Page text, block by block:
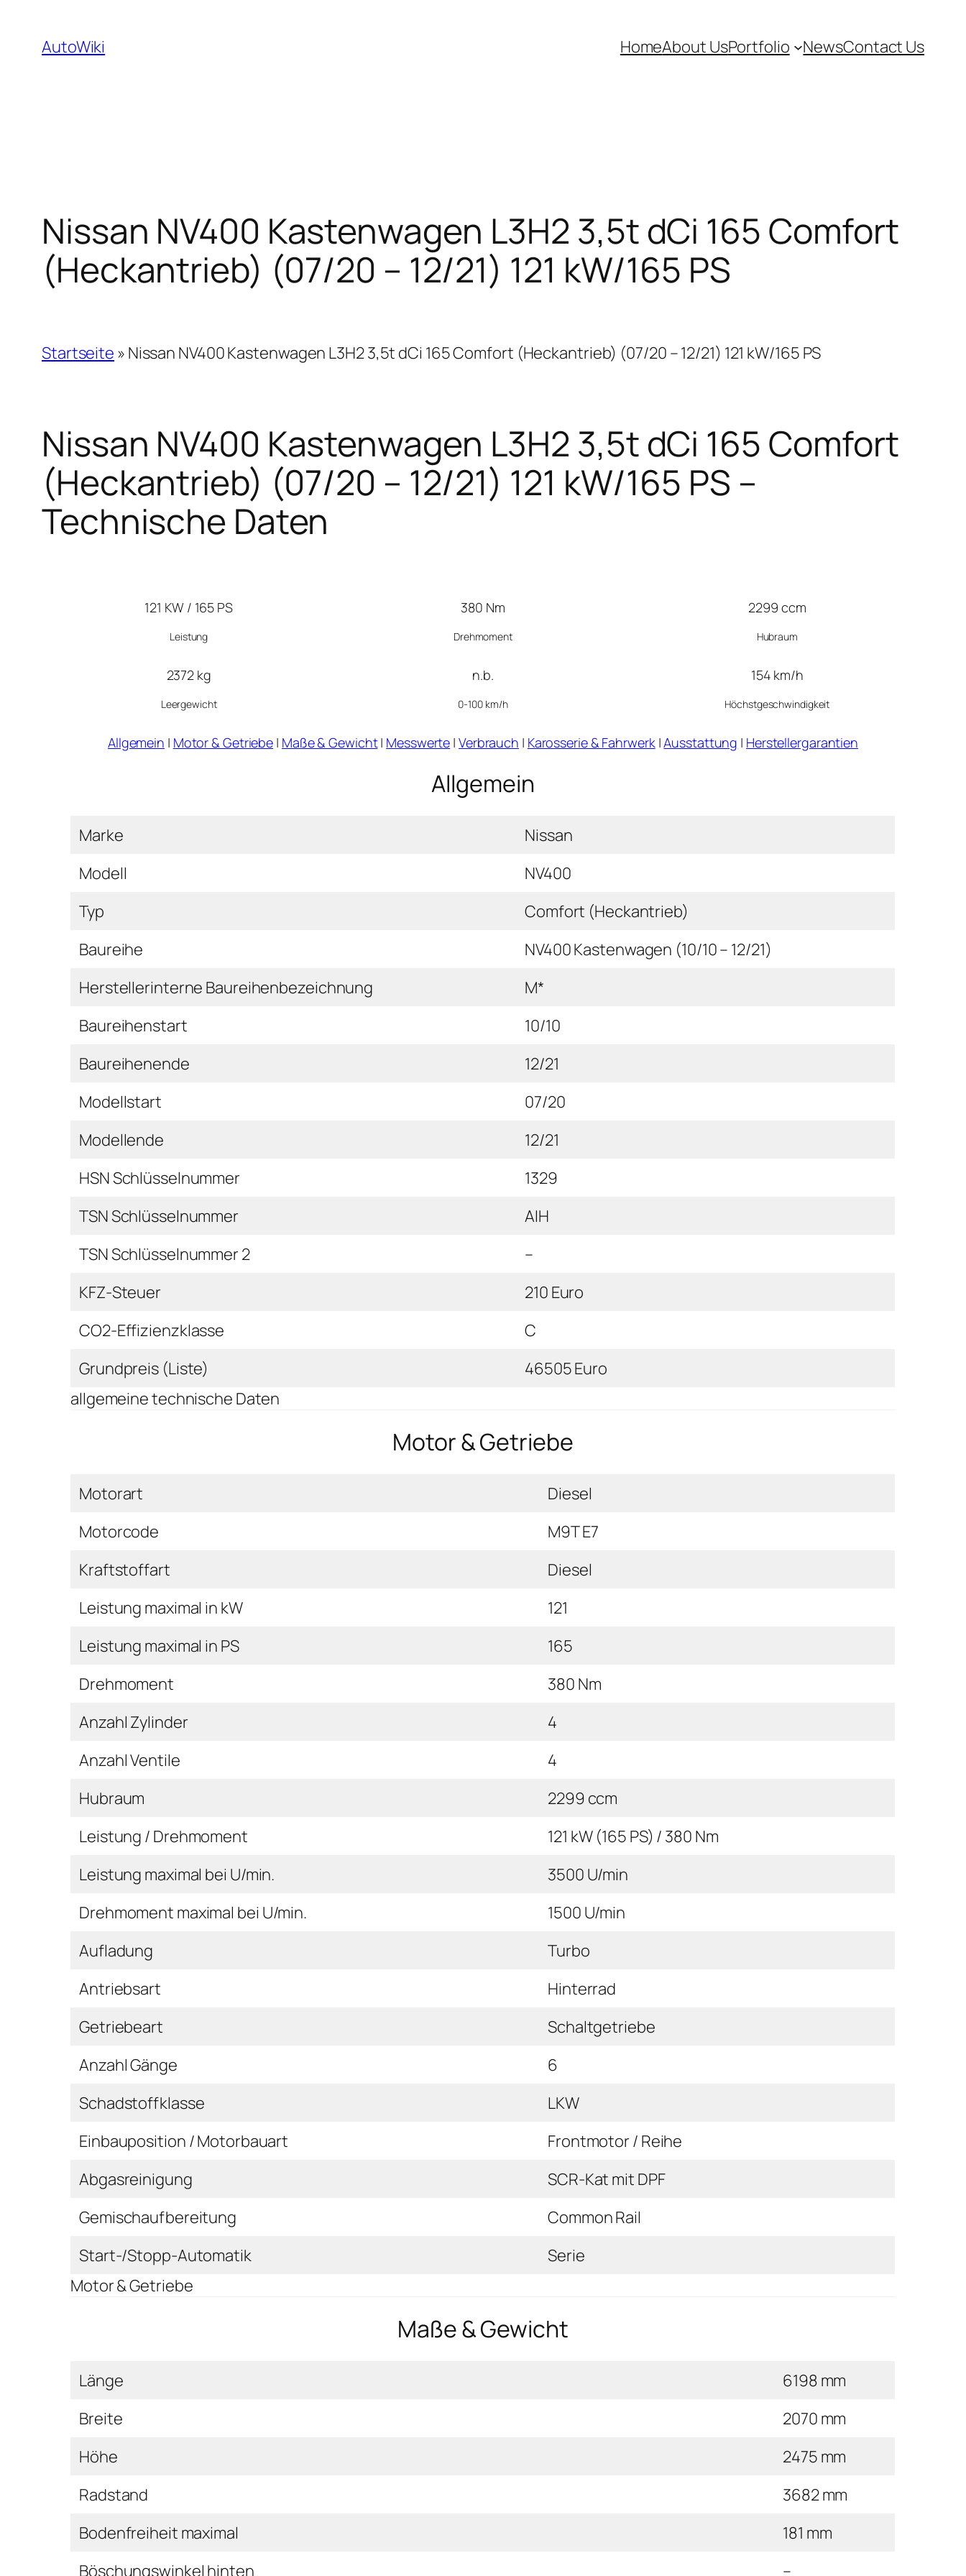
Inhalt
springen
AutoWiki HomeAbout UsPortfolio NewsContact Us
Nissan NV400 Kastenwagen L3H2 3,5t dCi 165 Comfort
(Heckantrieb) (07/20 – 12/21) 121 kW/165 PS
Startseite » Nissan NV400 Kastenwagen L3H2 3,5t dCi 165 Comfort (Heckantrieb) (07/20 – 12/21) 121 kW/165 PS
Nissan NV400 Kastenwagen L3H2 3,5t dCi 165 Comfort
(Heckantrieb) (07/20 – 12/21) 121 kW/165 PS –
Technische Daten
121 KW / 165 PS
Leistung
380 Nm
Drehmoment
2299 ccm
Hubraum
2372 kg
Leergewicht
n.b.
0-100 km/h
154 km/h
Höchstgeschwindigkeit
Allgemein | Motor & Getriebe | Maße & Gewicht| Messwerte | Verbrauch | Karosserie & Fahrwerk |Ausstattung | Herstellergarantien
Allgemein
Marke
Nissan
Modell
NV400
Typ
Comfort (Heckantrieb)
Baureihe
NV400 Kastenwagen (10/10 – 12/21)
Herstellerinterne Baureihenbezeichnung
M*
Baureihenstart
10/10
Baureihenende
12/21
Modellstart
07/20
Modellende
12/21
HSN Schlüsselnummer
1329
TSN Schlüsselnummer
AIH
TSN Schlüsselnummer 2
–
KFZ-Steuer
210 Euro
CO2-Effizienzklasse
C
Grundpreis (Liste)
46505 Euro
allgemeine technische Daten
Motor & Getriebe
Motorart
Diesel
Motorcode
M9T E7
Kraftstoffart
Diesel
Leistung maximal in kW
121
Leistung maximal in PS
165
Drehmoment
380 Nm
Anzahl Zylinder
4
Anzahl Ventile
4
Hubraum
2299 ccm
Leistung / Drehmoment
121 kW (165 PS) / 380 Nm
Leistung maximal bei U/min.
3500 U/min
Drehmoment maximal bei U/min.
1500 U/min
Aufladung
Turbo
Antriebsart
Hinterrad
Getriebeart
Schaltgetriebe
Anzahl Gänge
6
Schadstoffklasse
LKW
Einbauposition / Motorbauart
Frontmotor / Reihe
Abgasreinigung
SCR-Kat mit DPF
Gemischaufbereitung
Common Rail
Start-/Stopp-Automatik
Serie
Motor & Getriebe
Maße & Gewicht
Länge
6198 mm
Breite
2070 mm
Höhe
2475 mm
Radstand
3682 mm
Bodenfreiheit maximal
181 mm
Böschungswinkel hinten
–